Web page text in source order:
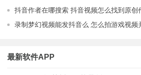
抖音作者在哪搜索 抖音视频怎么找到原创
录制梦幻视频能发抖音么 怎么拍游戏视频
最新软件APP